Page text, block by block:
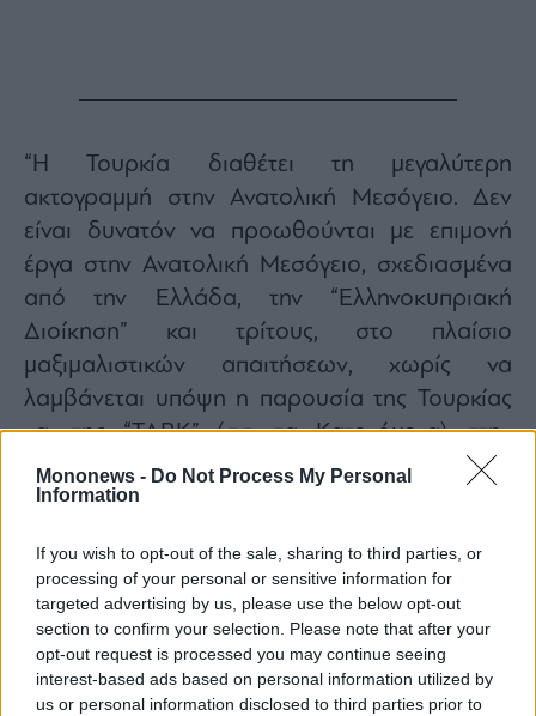
Mononews - Do Not Process My Personal
Information
If you wish to opt-out of the sale, sharing to third parties, or
processing of your personal or sensitive information for
targeted advertising by us, please use the below opt-out
section to confirm your selection. Please note that after your
opt-out request is processed you may continue seeing
interest-based ads based on personal information utilized by
us or personal information disclosed to third parties prior to
“Η Τουρκία διαθέτει τη μεγαλύτερη
ακτογραμμή στην Ανατολική Μεσόγειο. Δεν
είναι δυνατόν να προωθούνται με επιμονή
έργα στην Ανατολική Μεσόγειο, σχεδιασμένα
από την Ελλάδα, την “Ελληνοκυπριακή
Διοίκηση” και τρίτους, στο πλαίσιο
μαξιμαλιστικών απαιτήσεων, χωρίς να
λαμβάνεται υπόψη η παρουσία της Τουρκίας
και της “ΤΔΒΚ” (σσ. τα Κατεχόμενα) στην
περιοχή, και τα οποία σχεδιάζεται να διέλθουν
από θαλάσσιες περιοχές υπό τουρκική
χώρας μας”.
“Πρόκειται για έργα μη ρεαλιστικά, χωρίς
επαρκή χρηματοδότηση και αμιγώς
προκλητικά. Δεν υπάρχει καμία αλλαγή στη
στάση μας απέναντι σε τέτοιες συμπεριφορές